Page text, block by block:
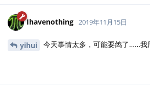
Ihavenothing 2019年11月15日
yihui 今天事情太多，可能要鸽了……我